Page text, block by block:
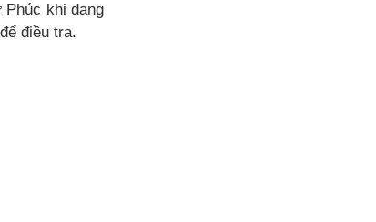
Phúc khi đang
điều tra.